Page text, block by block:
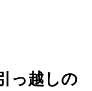
っ越しの